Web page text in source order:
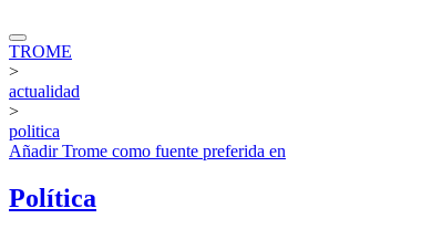
TROME
>
actualidad
>
politica
AñadirTrome como fuente preferida en
Política